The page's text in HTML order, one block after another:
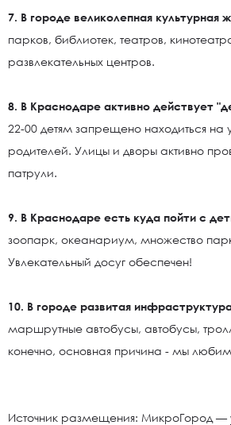
7. В городе великолепная культурная
парков, библиотек, театров,
развлекательных центров.
8. В Краснодаре активно действует
22-00 детям запрещено находиться на
родителей. Улицы и дворы активно
патрули.
9. В Краснодаре есть куда пойти с
зоопарк, океанариум, множество
Увлекательный досуг обеспечен!
10. В городе развитая
маршрутные автобусы, автобусы,
конечно, основная причина - мы
Источник размещения: МикроГород —